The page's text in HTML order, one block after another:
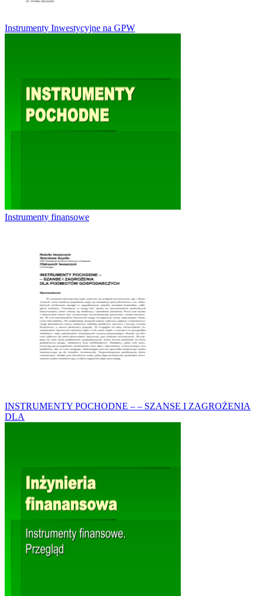
Instrumenty Inwestycyjne na GPW
Instrumenty finansowe
INSTRUMENTY POCHODNE – – SZANSE I ZAGROŻENIA
DLA